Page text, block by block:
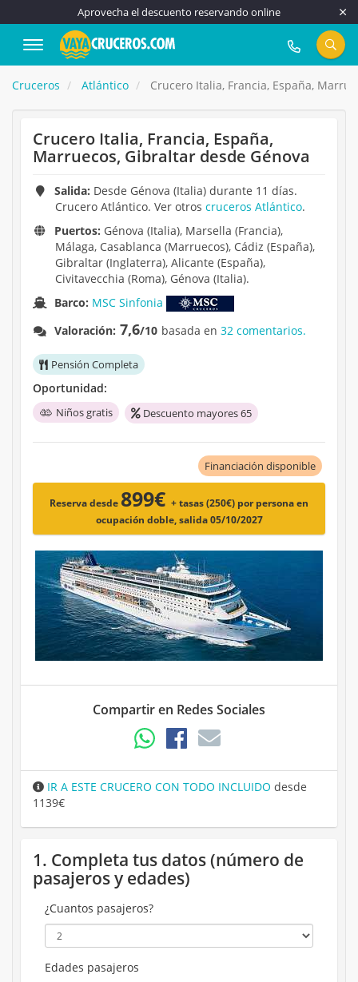
Aprovecha el descuento reservando online
917 815 555
Cruceros Atlántico Crucero Italia, Francia, España,
Crucero Italia, Francia, España,
Marruecos, Gibraltar desde Génova
Salida: Desde Génova (Italia) durante 11 días.
Crucero Atlántico. Ver otros cruceros Atlántico.
Puertos: Génova (Italia), Marsella (Francia),
Málaga, Casablanca (Marruecos), Cádiz (España),
Gibraltar (Inglaterra), Alicante (España),
Civitavecchia (Roma), Génova (Italia).
Barco: MSC Sinfonia
Valoración: 7,6/10 basada en32 comentarios.
Pensión Completa
Oportunidad:
Niños gratis Descuento mayores 65
Financiación disponible
Reserva desde 899€ + tasas (250€) por persona en
ocupación doble, salida 05/10/2027
Compartir en Redes Sociales
IR A ESTE CRUCERO CON TODO INCLUIDO desde
1139€
1. Completa tus datos (número de
pasajeros y edades)
¿Cuantos pasajeros?
Edades pasajeros